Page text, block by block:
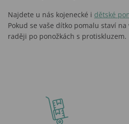
Najdete u nás kojenecké i dětské
Pokud se vaše dítko pomalu staví
raději po ponožkách s protiskluzem.